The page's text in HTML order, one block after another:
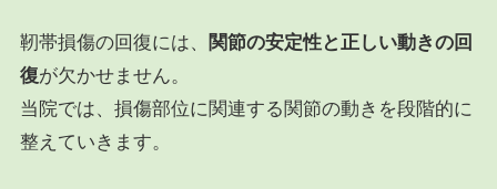
靭帯損傷の回復には、
関節の安定性と正しい動きの回
復が欠かせません。
当院では、損傷部位に関連する関節の動きを段階的に
整えていきます。